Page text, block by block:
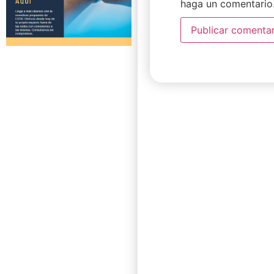
haga un